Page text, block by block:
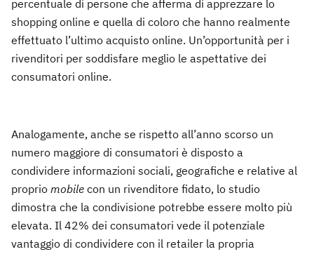
percentuale di persone che afferma di apprezzare lo
shopping online e quella di coloro che hanno realmente
effettuato l’ultimo acquisto online. Un’opportunità per i
rivenditori per soddisfare meglio le aspettative dei
consumatori online.
Analogamente, anche se rispetto all’anno scorso un
numero maggiore di consumatori è disposto a
condividere informazioni sociali, geografiche e relative al
proprio mobile con un rivenditore fidato, lo studio
dimostra che la condivisione potrebbe essere molto più
elevata. Il 42% dei consumatori vede il potenziale
vantaggio di condividere con il retailer la propria